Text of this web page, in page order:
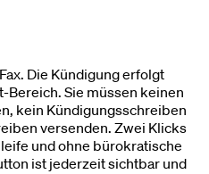
Die Kündigung erfolgt
Sie müssen keinen
kein Kündigungsschreiben
versenden. Zwei Klicks
und ohne bürokratische
ist jederzeit sichtbar und